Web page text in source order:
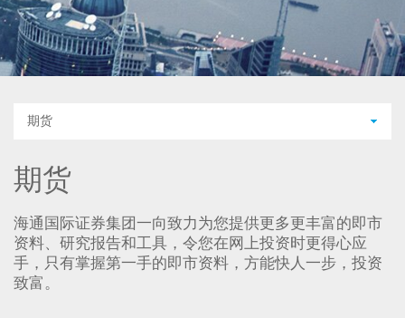
期货
期货
海通国际证券集团一向致力为您提供更多更丰富的即市
资料、研究报告和工具，令您在网上投资时更得心应
手，只有掌握第一手的即市资料，方能快人一步，投资
致富。